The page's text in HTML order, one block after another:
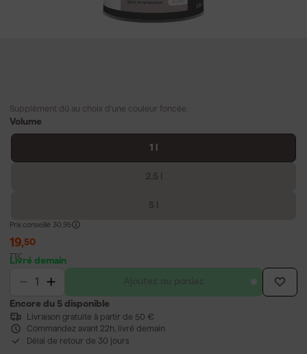
Supplément dû au choix d'une couleur foncée.
Volume
1 l
Prix conseillé 30,95
19,50
TTC
Livré demain
Ajouter au panier
Encore du 5 disponible
Livraison gratuite à partir de 50 €
Commandez avant 22h, livré demain
Délai de retour de 30 jours